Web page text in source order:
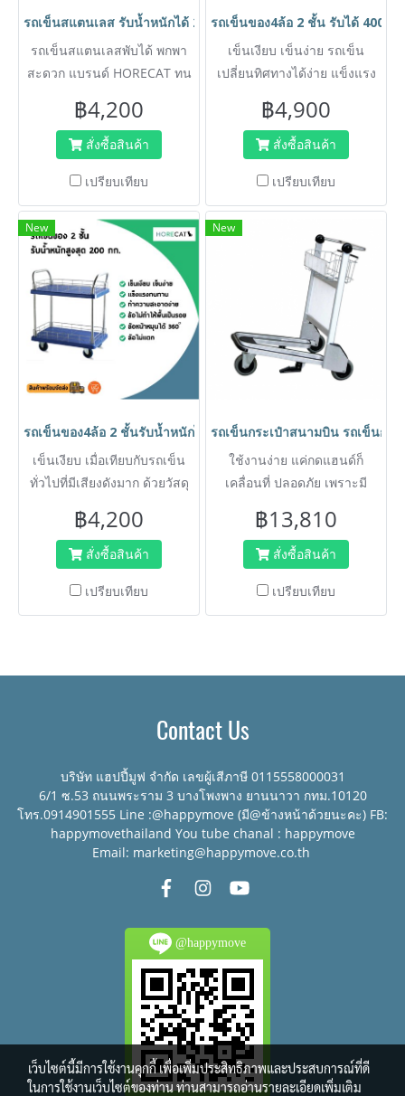
รถเข็นสแตนเลส รับน้ำหนักได้ 200กก.ป้องกันสนิม แบรนด์
รถเข็นสแตนเลสพับได้ พกพา
สะดวก แบรนด์ HORECAT ทน
ได้ เหมาะสำหรับเข็นอาหาร
เข็นน้ำแข็ง หรือของทั่วไปได้
รถเข็นเลอะล้างสามารถ
ทำความสะอาดได้ง่าย ป้องกัน
สนิม 100%
฿4,200
สั่งซื้อสินค้า
เปรียบเทียบ
รถเข็นของ4ล้อ 2 ชั้น รับได้ 400 ก
เข็นเงียบ เข็นง่าย รถเข็น
เปลี่ยนทิศทางได้ง่าย แข็งแรง
หนักได้มาก แบรนด์ HORECAT
฿4,900
สั่งซื้อสินค้า
เปรียบเทียบ
New
รถเข็นของ4ล้อ 2 ชั้นรับน้ำหนักได้ 200 กก. โดนน้ำได้ ไม่เป็นสนิม เข็
เข็นเงียบ เมื่อเทียบกับรถเข็น
ทั่วไปที่มีเสียงดังมาก ด้วยวัสดุ
เปลี่ยนทิศทางได้ง่าย แข็งแรง
ด้วยพื้นพลาสติกวิศวกรรม
เทคโนโลยีทำให้พื้นไม่แอ่น ไม่
บุบ ไม่งอ ไม่เป็นสนิม รับน้ำ
หนักได้ แบรนด์ HORECAT
฿4,200
สั่งซื้อสินค้า
เปรียบเทียบ
New
รถเข็นกระเป๋าสนามบิน รถเข็นกร
ใช้งานง่าย แค่กดแฮนด์ก็
เคลื่อนที่ ปลอดภัย เพราะมี
฿13,810
สั่งซื้อสินค้า
เปรียบเทียบ
Contact Us
บริษัท แฮปปี้มูฟ จำกัด เลขผู้เสีภาษี 0115558000031
6/1 ซ.53 ถนนพระราม 3 บางโพงพาง ยานนาวา กทม.10120
โทร.0914901555 Line :@happymove (มี@ข้างหน้าด้วยนะคะ) FB:
happymovethailand You tube chanal : happymove
Email: marketing@happymove.co.th
@happymove
เว็บไซต์นี้มีการใช้งานคุกกี้ เพื่อเพิ่มประสิทธิภาพและประสบการณ์ที่ดี
ในการใช้งานเว็บไซต์ของท่าน ท่านสามารถอ่านรายละเอียดเพิ่มเติม